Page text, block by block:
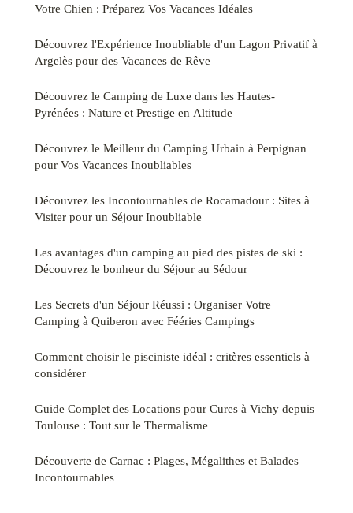
Votre Chien : Préparez Vos Vacances Idéales
Découvrez l'Expérience Inoubliable d'un Lagon Privatif à
Argelès pour des Vacances de Rêve
Découvrez le Camping de Luxe dans les Hautes-
Pyrénées : Nature et Prestige en Altitude
Découvrez le Meilleur du Camping Urbain à Perpignan
pour Vos Vacances Inoubliables
Découvrez les Incontournables de Rocamadour : Sites à
Visiter pour un Séjour Inoubliable
Les avantages d'un camping au pied des pistes de ski :
Découvrez le bonheur du Séjour au Sédour
Les Secrets d'un Séjour Réussi : Organiser Votre
Camping à Quiberon avec Fééries Campings
Comment choisir le pisciniste idéal : critères essentiels à
considérer
Guide Complet des Locations pour Cures à Vichy depuis
Toulouse : Tout sur le Thermalisme
Découverte de Carnac : Plages, Mégalithes et Balades
Incontournables